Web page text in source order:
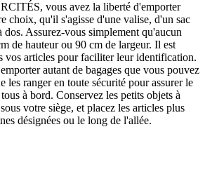
vous avez la liberté d'emporter
choix, qu'il s'agisse d'une valise, d'un sac
dos. Assurez-vous simplement qu'aucun
de hauteur ou 90 cm de largeur. Il est
vos articles pour faciliter leur identification.
autant de bagages que vous pouvez
les ranger en toute sécurité pour assurer le
à bord. Conservez les petits objets à
votre siège, et placez les articles plus
désignées ou le long de l'allée.